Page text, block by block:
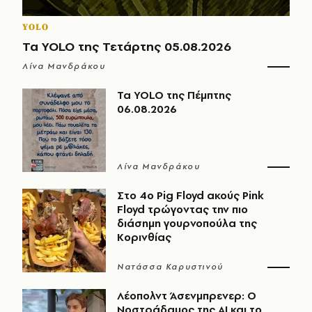
YOLO
Τα YOLO της Τετάρτης 05.08.2026
Λίνα Μανδράκου
Τα YOLO της Πέμπτης
06.08.2026
Λίνα Μανδράκου
Στο 4ο Pig Floyd ακούς Pink
Floyd τρώγοντας την πιο
διάσημη γουρνοπούλα της
Κορινθίας
Νατάσσα Καρυστινού
Λέοπολντ Άσενμπρενερ: Ο